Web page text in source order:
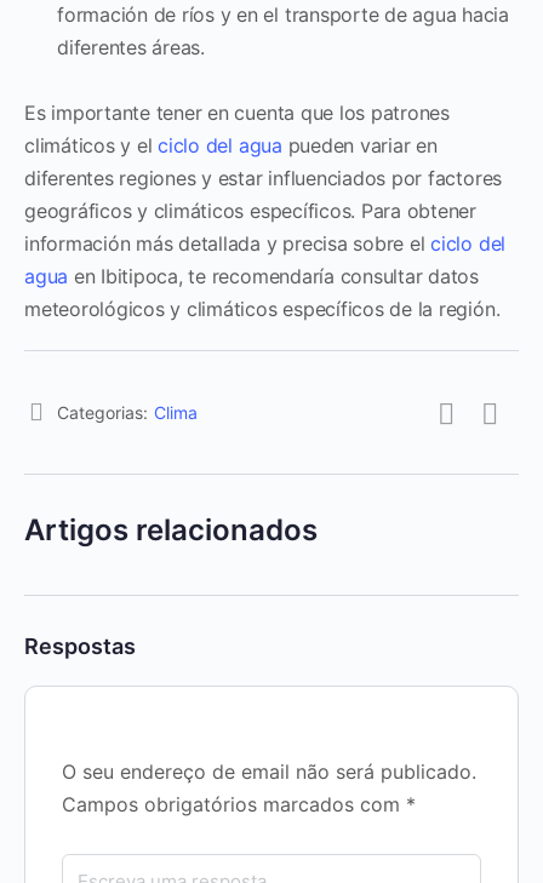
formación de ríos y en el transporte de agua hacia
diferentes áreas.
Es importante tener en cuenta que los patrones
climáticos y elciclo del agua pueden variar en
diferentes regiones y estar influenciados por factores
geográficos y climáticos específicos. Para obtener
información más detallada y precisa sobre elciclo del
agua en Ibitipoca, te recomendaría consultar datos
meteorológicos y climáticos específicos de la región.
Categorias: Clima
Artigos relacionados
Respostas
O seu endereço de email não será publicado.
Campos obrigatórios marcados com *